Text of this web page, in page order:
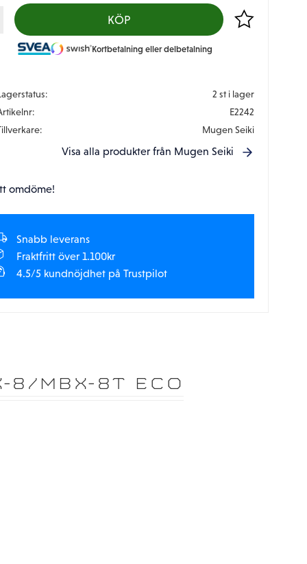
KÖP Lägg till i
Kortbetalning eller delbetalning
2 st i lager
E2242
Mugen Seiki
Visa alla produkter från Mugen Seiki
omdöme!
Snabb leverans
Fraktfritt över 1.100kr
4.5/5 kundnöjdhet på Trustpilot
8/MBX-8T ECO